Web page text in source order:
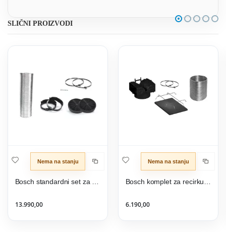
SLIČNI PROIZVODI
Nema na stanju
13.990,00
Nema na stanju
6.190,00